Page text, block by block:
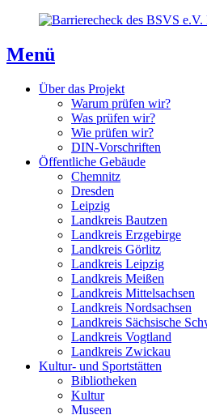
Inhaltsverzeichnis
Kontaktseite
Inhalt
Menü
Über das Projekt
Warum prüfen wir?
Was prüfen wir?
Wie prüfen wir?
DIN-Vorschriften
Öffentliche Gebäude
Chemnitz
Dresden
Leipzig
Landkreis Bautzen
Landkreis Erzgebirge
Landkreis Görlitz
Landkreis Leipzig
Landkreis Meißen
Landkreis Mittelsachsen
Landkreis Nordsachsen
Landkreis Sächsische
Landkreis Vogtland
Landkreis Zwickau
Kultur- und Sportstätten
Bibliotheken
Kultur
Museen